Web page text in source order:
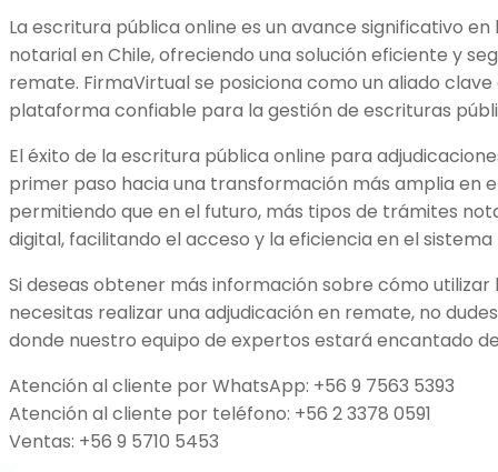
La escritura pública online es un avance significativo
notarial en Chile, ofreciendo una solución eficiente y
remate. FirmaVirtual se posiciona como un aliado
plataforma confiable para la gestión de escrituras
El éxito de la escritura pública online para
primer paso hacia una transformación más amplia en
permitiendo que en el futuro, más tipos de trámites
digital, facilitando el acceso y la eficiencia en el sistema
Si deseas obtener más información sobre cómo
necesitas realizar una adjudicación en remate, no
donde nuestro equipo de expertos estará encantado
Atención al cliente por WhatsApp: +56 9 7563 5393
Atención al cliente por teléfono: +56 2 3378 0591
Ventas: +56 9 5710 5453